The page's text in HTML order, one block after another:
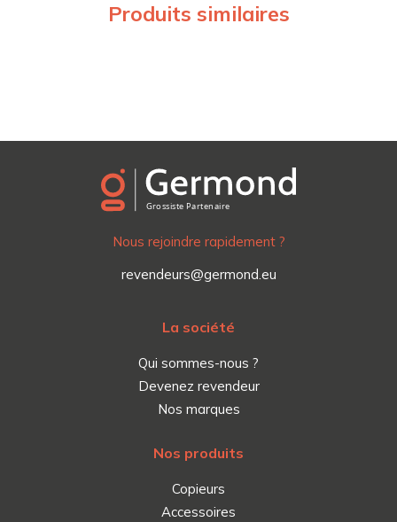
Produits similaires
Nous rejoindre rapidement ?
revendeurs@germond.eu
La société
Qui sommes-nous ?
Devenez revendeur
Nos marques
Nos produits
Copieurs
Accessoires